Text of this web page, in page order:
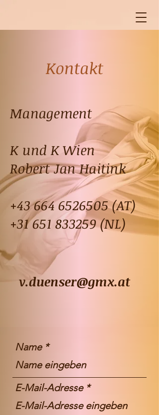
Kontakt
Management
K und K Wien
Robert Jan Haitink
+43 664 6526505(AT)
+31 651 833259(NL)
v.duenser@gmx.at
Name
E-Mail-Adresse